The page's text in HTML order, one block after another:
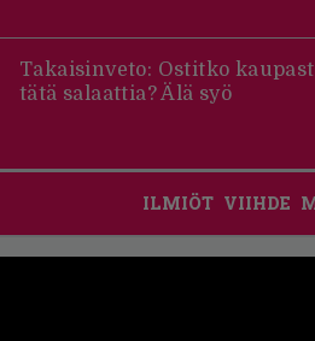
Takaisinveto: Ostitko
tätä salaattia? Älä syö
ILMIÖT VIIHDE